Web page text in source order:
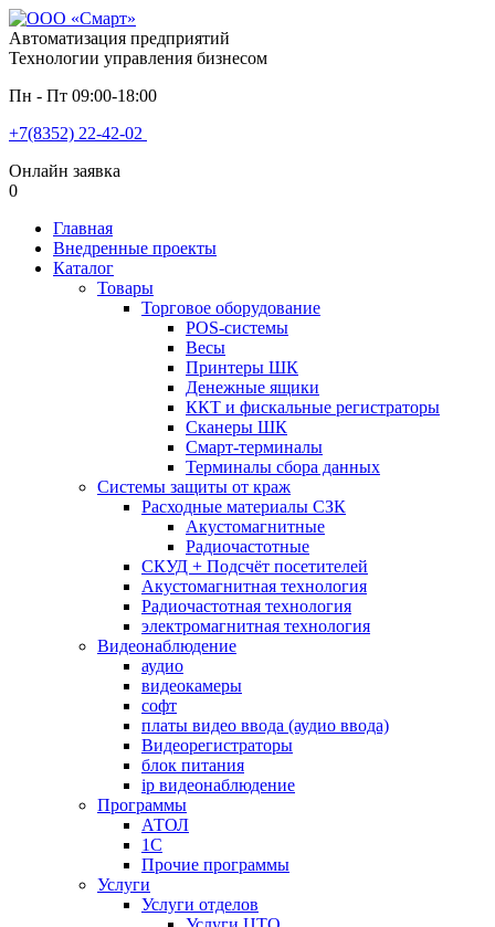
Автоматизация предприятий
Технологии управления бизнесом
Пн - Пт 09:00-18:00
+7(8352) 22-42-02
Онлайн заявка
0
Главная
Внедренные проекты
Каталог
Товары
Торговое оборудование
POS-системы
Весы
Принтеры ШК
Денежные ящики
ККТ и фискальные регистраторы
Сканеры ШК
Смарт-терминалы
Терминалы сбора данных
Системы защиты от краж
Расходные материалы СЗК
Акустомагнитные
Радиочастотные
СКУД + Подсчёт посетителей
Акустомагнитная технология
Радиочастотная технология
электромагнитная технология
Видеонаблюдение
аудио
видеокамеры
софт
платы видео ввода (аудио ввода)
Видеорегистраторы
блок питания
ip видеонаблюдение
Программы
АТОЛ
1С
Прочие программы
Услуги
Услуги отделов